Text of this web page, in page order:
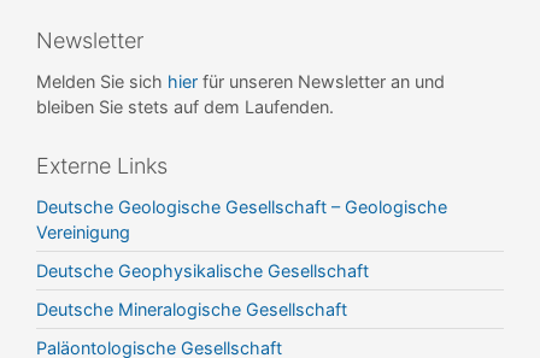
Newsletter
Melden Sie sich hier für unseren Newsletter an und
bleiben Sie stets auf dem Laufenden.
Externe Links
Deutsche Geologische Gesellschaft – Geologische
Vereinigung
Deutsche Geophysikalische Gesellschaft
Deutsche Mineralogische Gesellschaft
Paläontologische Gesellschaft